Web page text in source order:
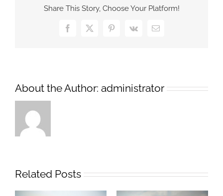
Share This Story, Choose Your Platform!
Facebook
X Pinterest
Vk Email
About the Author: administrator
Related Posts